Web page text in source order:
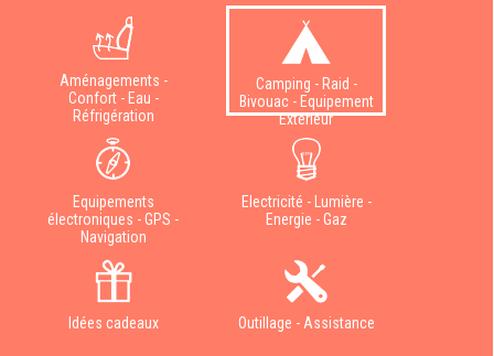
Aménagements -
Confort - Eau -
Réfrigération
Camping - Raid -
Bivouac - Equipement
Extérieur
Equipements
électroniques - GPS -
Navigation
Electricité - Lumière -
Energie - Gaz
Idées cadeaux Outillage - Assistance